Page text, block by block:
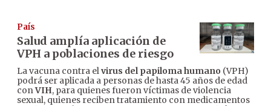
País
Salud amplía aplicación de
VPH a poblaciones de riesgo
La vacuna contra elvirus del papiloma humano (VPH)
podrá ser aplicada a personas de hasta 45 años de edad
conVIH, para quienes fueron víctimas de violencia
sexual, quienes reciben tratamiento con medicamentos